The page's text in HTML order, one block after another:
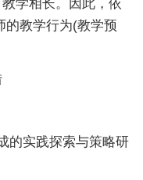
学相长。因此，依
的教学行为(教学预
实践探索与策略研